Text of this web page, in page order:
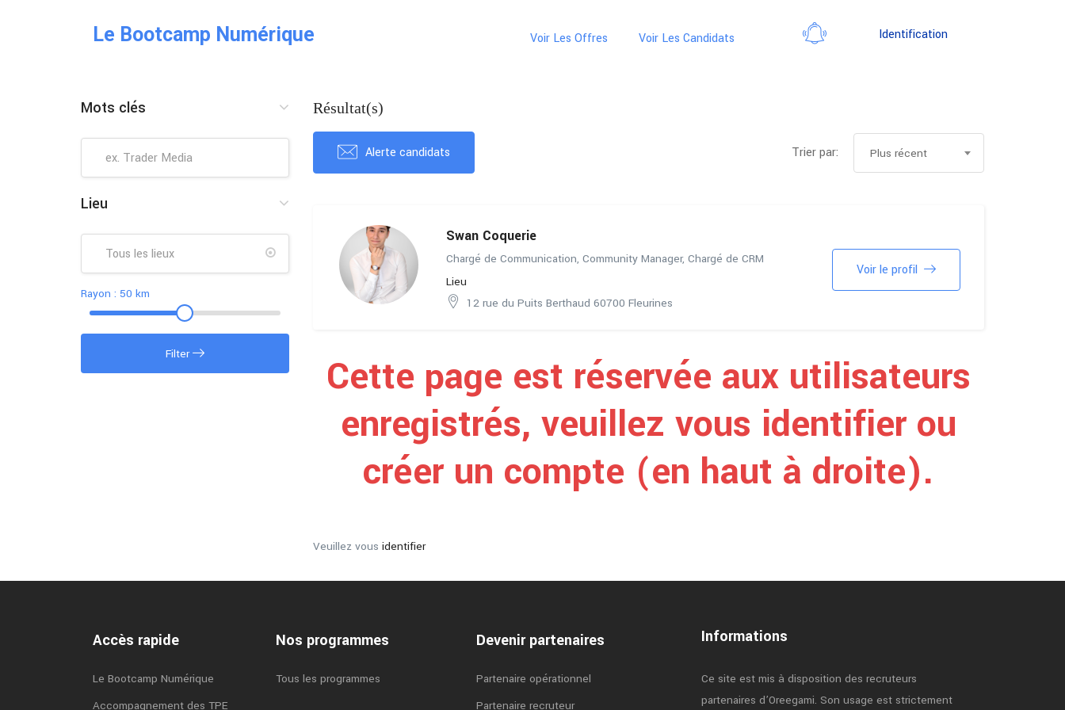
Le Bootcamp Numérique Voir Les Offres Voir Les Candidats Identification
Mots clés
Lieu
Rayon : 50 km
Filter
Résultat(s)
Alerte candidats Trier par: Plus récent
Swan Coquerie
Chargé de Communication, Community Manager, Chargé de CRM
Lieu
12 rue du Puits Berthaud 60700 Fleurines
Voir le profil
Cette page est réservée aux utilisateurs
enregistrés, veuillez vous identifier ou
créer un compte (en haut à droite).
Veuillez vous identifier
Accès rapide
Le Bootcamp Numérique
Accompagnement des TPE
Nos programmes
Tous les programmes
Devenir partenaires
Partenaire opérationnel
Partenaire recruteur
Informations
Ce site est mis à disposition des recruteurs
partenaires d’Oreegami. Son usage est strictement